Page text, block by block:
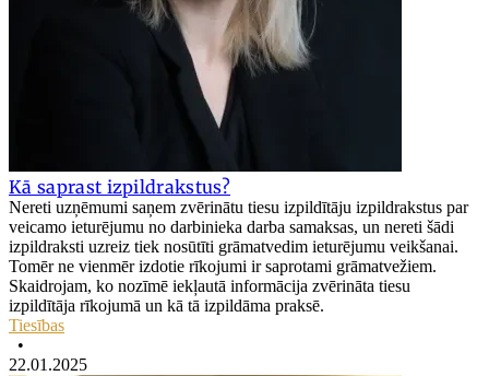
Kā saprast izpildrakstus?
Nereti uzņēmumi saņem zvērinātu tiesu izpildītāju izpildrakstus par
veicamo ieturējumu no darbinieka darba samaksas, un nereti šādi
izpildraksti uzreiz tiek nosūtīti grāmatvedim ieturējumu veikšanai.
Tomēr ne vienmēr izdotie rīkojumi ir saprotami grāmatvežiem.
Skaidrojam, ko nozīmē iekļautā informācija zvērināta tiesu
izpildītāja rīkojumā un kā tā izpildāma praksē.
Tiesības
•
22.01.2025